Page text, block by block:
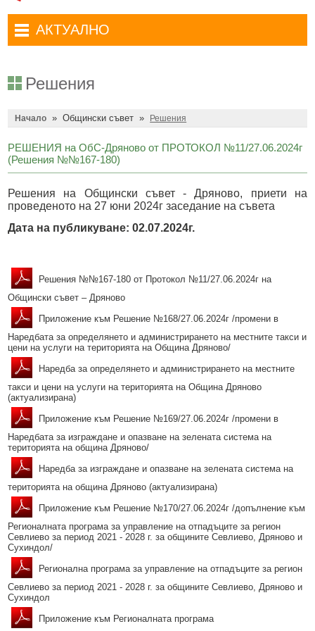
Достъп до информация
Антикорупция
Профил на купувача
Общ устройствен план
Общинско предприятие Чисто Дряново
Финанси и бюджет
Култура
Образование
Социални дейности
Здравеопазване
Спорт и младежки дейности
Проекти по европейски програми
Управление при кризи, обществен ред и сигурност
Политика лични данни
BG05SFPR001-1.004-0019-C01 „Утвърждаване на интеркултурното
образование в община Дряново“
Туристически маршрути
Туристически информационен център
Съобщения
Решения
Начало »Общински съвет » Решения
РЕШЕНИЯ на ОбС-Дряново от ПРОТОКОЛ №11/27.06.2024г
(Решения №№167-180)
Решения на Общински съвет - Дряново, приети на
проведеното на 27 юни 2024г заседание на съвета
Дата на публикуване: 02.07.2024г.
Решения №№167-180 от Протокол №11/27.06.2024г на
Общински съвет – Дряново
Приложение към Решение №168/27.06.2024г /промени в
Наредбата за определянето и администрирането на местните такси и
цени на услуги на територията на Община Дряново/
Наредба за определянето и администрирането на местните
такси и цени на услуги на територията на Община Дряново
(актуализирана)
Приложение към Решение №169/27.06.2024г /промени в
Наредбата за изграждане и опазване на зелената система на
територията на община Дряново/
Наредба за изграждане и опазване на зелената система на
територията на община Дряново (актуализирана)
Приложение към Решение №170/27.06.2024г /допълнение към
Регионалната програма за управление на отпадъците за регион
Севлиево за период 2021 - 2028 г. за общините Севлиево, Дряново и
Сухиндол/
Регионална програма за управление на отпадъците за регион
Севлиево за период 2021 - 2028 г. за общините Севлиево, Дряново и
Сухиндол
Приложение към Регионалната програма
Комплексно административно обслужване
АКТУАЛНО
Местни избори 2023 година
Общинска избирателна комисия мандат 2023-2027 г.
Преброяване 2021
COVID-19 (Коронавирус)
Приют за безстопанствени кучета
Новини
Обяви и съобщения
Местни данъци и такси - информация и обяви
Проверка и плащане на задължения за данъци и такси
Списъци на длъжници
Търгове, конкурси и концесии
Културен календар
Мнения на гражданите